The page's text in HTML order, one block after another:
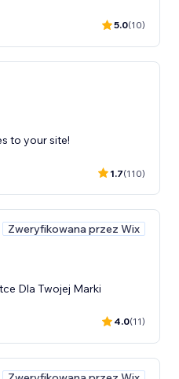
5.0(10)
to your site!
1.7(110)
Zweryfikowana przez Wix
Dla Twojej Marki
4.0(11)